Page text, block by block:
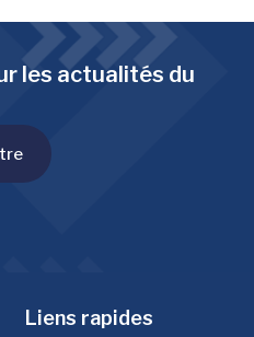
les actualités du
Liens rapides